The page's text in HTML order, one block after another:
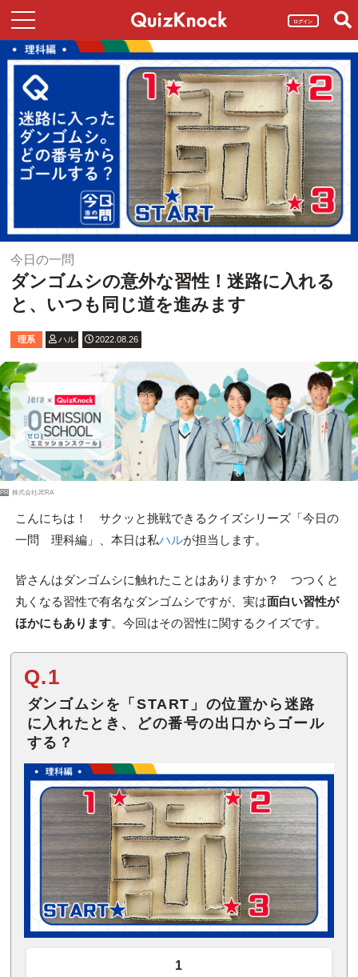
ログイン
今日の一問
ダンゴムシの意外な習性！迷路に入れる
と、いつも同じ道を進みます
理系 ハル 2022.08.26
PR 株式会社JERA
こんにちは！ サクッと挑戦できるクイズシリーズ「今日の
一問 理科編」、本日は私ハルが担当します。
皆さんはダンゴムシに触れたことはありますか？ つつくと
丸くなる習性で有名なダンゴムシですが、実は面白い習性が
ほかにもあります。今回はその習性に関するクイズです。
Q.1
ダンゴムシを「START」の位置から迷路
に入れたとき、どの番号の出口からゴール
する？
1